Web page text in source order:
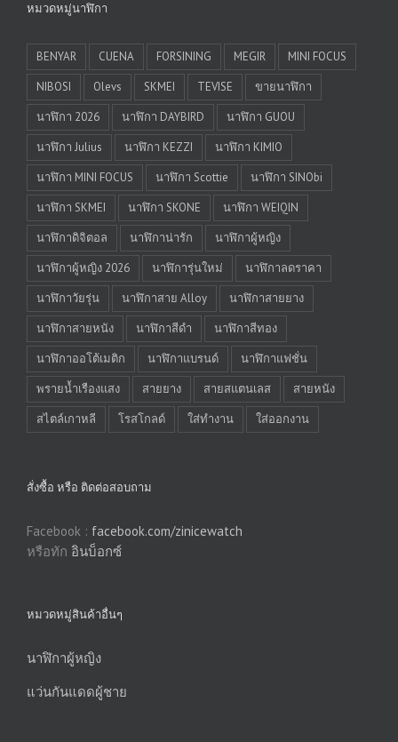
หมวดหมู่นาฬิกา
BENYAR CUENA FORSINING MEGIR
MINI FOCUS
NIBOSI
Olevs SKMEI TEVISE
ขายนาฬิกา
นาฬิกา 2026
นาฬิกา DAYBIRD
นาฬิกา GUOU
นาฬิกา Julius
นาฬิกา KEZZI
นาฬิกา KIMIO
นาฬิกา MINI FOCUS
นาฬิกา Scottie
นาฬิกา SINObi
นาฬิกา SKMEI
นาฬิกา SKONE
นาฬิกา WEIQIN
นาฬิกาดิจิตอล
นาฬิกาน่ารัก
นาฬิกาผู้หญิง
นาฬิกาผู้หญิง 2026
นาฬิการุ่นใหม่
นาฬิกาลดราคา
นาฬิกาวัยรุ่น
นาฬิกาสาย Alloy
นาฬิกาสายยาง
นาฬิกาสายหนัง
นาฬิกาสีดำ
นาฬิกาสีทอง
นาฬิกาออโต้เมติก
นาฬิกาแบรนด์
นาฬิกาแฟชั่น
พรายน้ำเรืองแสง
สายยาง สายสแตนเลส
สายหนัง
สไตล์เกาหลี
โรสโกลด์ ใส่ทำงาน ใส่ออกงาน
สั่งซื้อ หรือ ติดต่อสอบถาม
Facebook : facebook.com/zinicewatch
หรือทัก อินบ็อกซ์
หมวดหมู่สินค้าอื่นๆ
นาฬิกาผู้หญิง
แว่นกันแดดผู้ชาย